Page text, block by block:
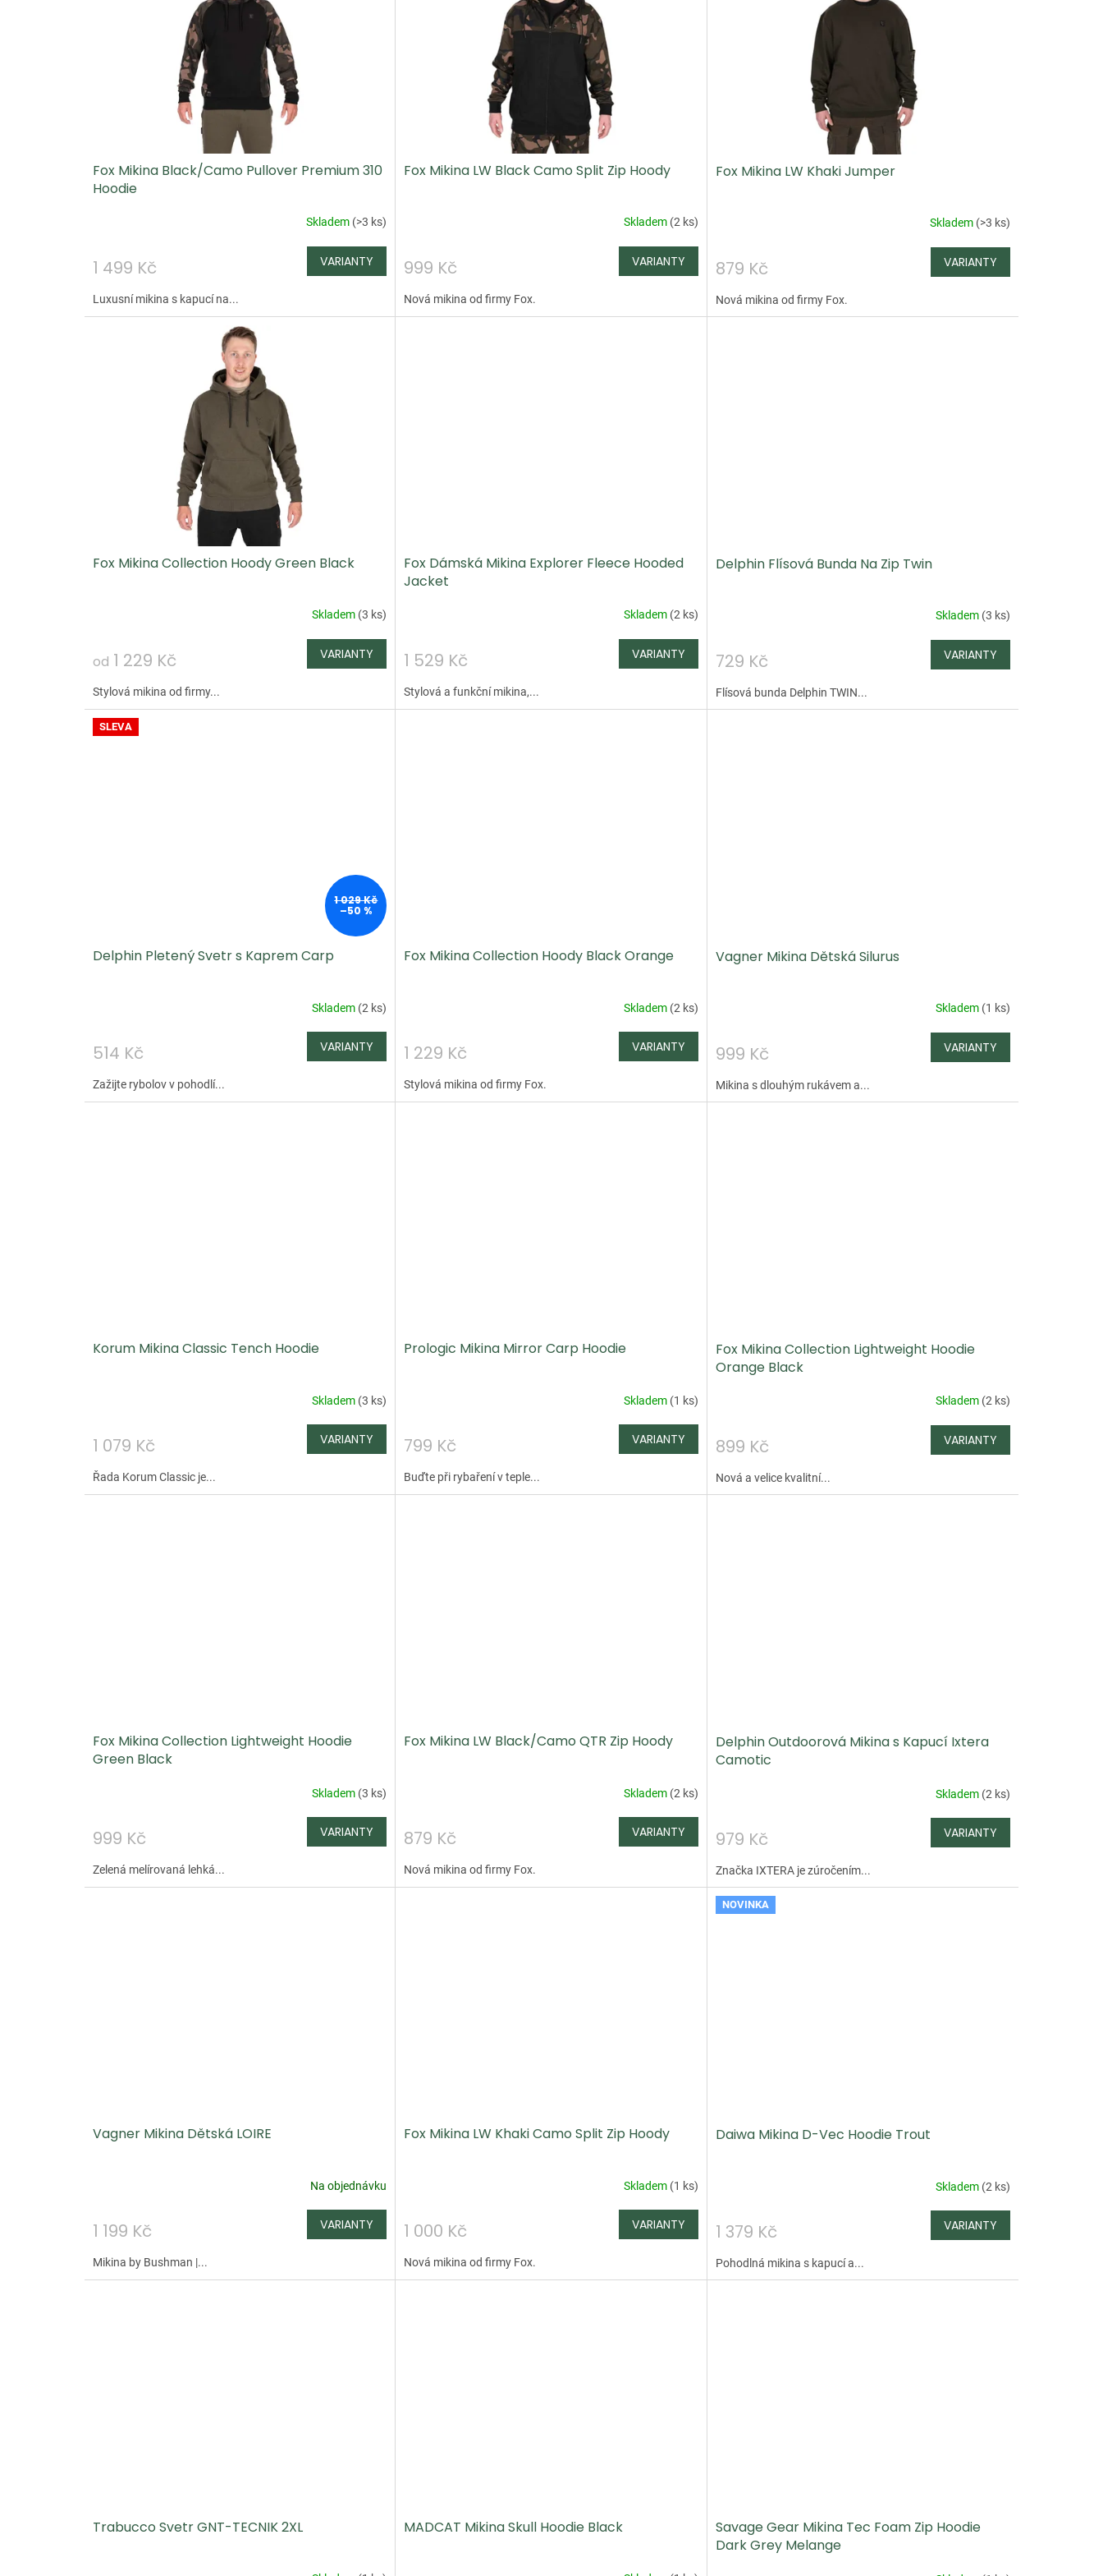
kFox Mikina Black/Camo Pullover Premium 310
Hoodie
Skladem (>3 ks)
1 499 Kč
Luxusní mikina s kapucí na...
Fox Mikina LW Black Camo Split Zip Hoody
Skladem (2 ks)
999 Kč
Nová mikina od firmy Fox.
Fox Mikina LW Khaki Jumper
Skladem (>3 ks)
879 Kč
Nová mikina od firmy Fox.
Fox Mikina Collection Hoody Green Black
Skladem (3 ks)
od 1 229 Kč
Stylová mikina od firmy...
Fox Dámská Mikina Explorer Fleece Hooded
Jacket
Skladem (2 ks)
1 529 Kč
Stylová a funkční mikina,...
Delphin Flísová Bunda Na Zip Twin
Skladem (3 ks)
729 Kč
Flísová bunda Delphin TWIN...
SLEVA
1 029 Kč
–50 %
Delphin Pletený Svetr s Kaprem Carp
Skladem (2 ks)
514 Kč
Zažijte rybolov v pohodlí...
Fox Mikina Collection Hoody Black Orange
Skladem (2 ks)
1 229 Kč
Stylová mikina od firmy Fox.
Vagner Mikina Dětská Silurus
Skladem (1 ks)
999 Kč
Mikina s dlouhým rukávem a...
Korum Mikina Classic Tench Hoodie
Skladem (3 ks)
1 079 Kč
Řada Korum Classic je...
Prologic Mikina Mirror Carp Hoodie
Skladem (1 ks)
799 Kč
Buďte při rybaření v teple...
Fox Mikina Collection Lightweight Hoodie
Orange Black
Skladem (2 ks)
899 Kč
Nová a velice kvalitní...
Fox Mikina Collection Lightweight Hoodie
Green Black
Skladem (3 ks)
999 Kč
Zelená melírovaná lehká...
Fox Mikina LW Black/Camo QTR Zip Hoody
Skladem (2 ks)
879 Kč
Nová mikina od firmy Fox.
Delphin Outdoorová Mikina s Kapucí Ixtera
Camotic
Skladem (2 ks)
979 Kč
Značka IXTERA je zúročením...
Vagner Mikina Dětská LOIRE
Na objednávku
1 199 Kč
Mikina by Bushman |...
Fox Mikina LW Khaki Camo Split Zip Hoody
Skladem (1 ks)
1 000 Kč
Nová mikina od firmy Fox.
NOVINKA
Daiwa Mikina D-Vec Hoodie Trout
Skladem (2 ks)
1 379 Kč
Pohodlná mikina s kapucí a...
Trabucco Svetr GNT-TECNIK 2XL MADCAT Mikina Skull Hoodie Black
Savage Gear Mikina Tec Foam Zip Hoodie
Dark Grey Melange